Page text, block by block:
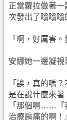
正當蘿拉做著
次發出了嗡嗡嗡
「啊，好厲害
安娜她一邊凝視
「誒，真的嗎
是在說什麼來著
「那個啊……『
治療肩痛的啊！